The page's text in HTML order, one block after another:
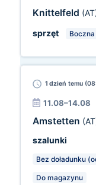
Knittelfeld
sprzęt
Boczna
1 dzień temu
11.08–14.08
Amstetten
szalunki
Bez doładunku
Do magazynu